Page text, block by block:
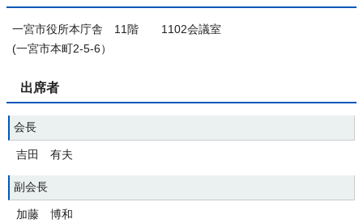
一宮市役所本庁舎 11階 1102会議室
(一宮市本町2-5-6）
出席者
会長
吉田 有夫
副会長
加藤 博和